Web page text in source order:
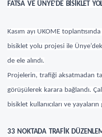
FATSA VE ÜNYE’DE BİSİKLET
Kasım ayı UKOME
bisiklet yolu projesi ile
de ele alındı.
Projelerin, trafiği aksatmadan
görüşülerek karara bağlandı.
bisiklet kullanıcıları ve
33 NOKTADA TRAFİK